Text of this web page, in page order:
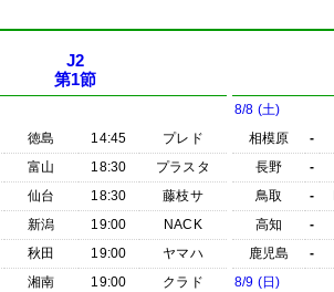
J2
第1節
徳島 14:45
プレド
富山 18:30
プラスタ
仙台 18:30
藤枝サ
新潟 19:00
NACK
秋田 19:00
ヤマハ
湘南 19:00
クラド
8/8 (土)
相模原
-
長野
-
鳥取
-
高知
-
鹿児島
-
8/9 (日)